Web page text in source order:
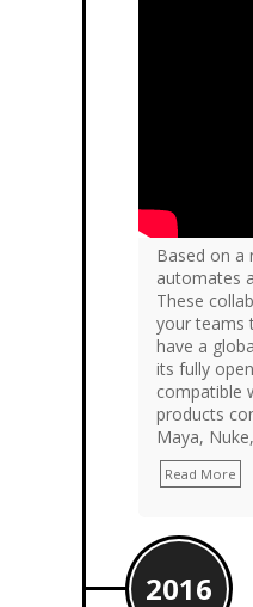
Based on a
automates
These
your teams
have a
its fully
compatible
products
Maya,
Read More
2016